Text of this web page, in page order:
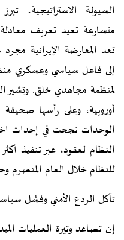
السيولة الاستراتيجية،
متسارعة تعيد تعريف
تعد المعارضة الإيرانية
إلى فاعل سياسي وعسكري
لمنظمة مجاهدي خلق. وتشير
أوروبية، وعلى رأسها
الوحدات نجحت في إحداث
للنظام خلال العام المنصرم
تآكل الردع الأمني وفشل
إن تصاعد وتيرة العمليات